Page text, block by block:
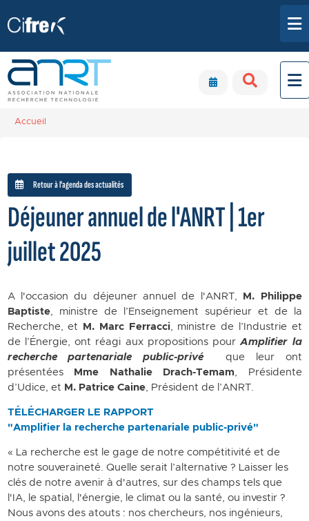
Accueil
Retour à l'agenda des actualités
Déjeuner annuel de l'ANRT | 1er
juillet 2025
A l'occasion du déjeuner annuel de l'ANRT,
M. Philippe
Baptiste, ministre de l’Enseignement supérieur et de la
Recherche, et
M. Marc Ferracci, ministre de l’Industrie et
de l’Énergie, ont réagi aux propositions pourAmplifier la
recherche partenariale public-privé
que leur ont
présentées
Mme Nathalie Drach-Temam, Présidente
d’Udice, et M. Patrice Caine, Président de l’ANRT.
TÉLÉCHARGER LE RAPPORT
"Amplifier la recherche partenariale public-privé"
« La recherche est le gage de notre compétitivité et de
notre souveraineté. Quelle serait l’alternative ? Laisser les
clés de notre avenir à d'autres, sur des champs tels que
l'IA, le spatial, l'énergie, le climat ou la santé, ou investir ?
Nous avons des atouts : nos chercheurs, nos ingénieurs,